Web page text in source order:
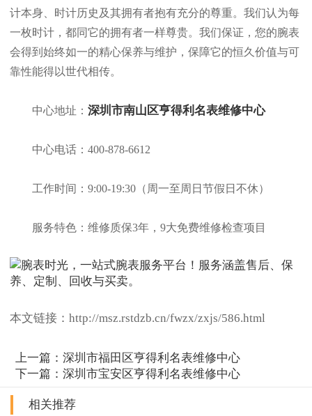
计本身、时计历史及其拥有者抱有充分的尊重。我们认为每
一枚时计，都同它的拥有者一样尊贵。我们保证，您的腕表
会得到始终如一的精心保养与维护，保障它的恒久价值与可
靠性能得以世代相传。
中心地址： 深圳市南山区亨得利名表维修中心
中心电话：400-878-6612
工作时间：9:00-19:30（周一至周日节假日不休）
服务特色：维修质保3年，9大免费维修检查项目
本文链接：http://msz.rstdzb.cn/fwzx/zxjs/586.html
上一篇：深圳市福田区亨得利名表维修中心
下一篇：深圳市宝安区亨得利名表维修中心
相关推荐